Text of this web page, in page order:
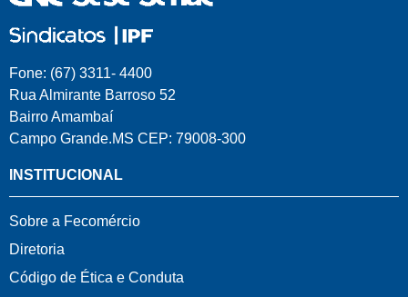
Fone: (67) 3311- 4400
Rua Almirante Barroso 52
Bairro Amambaí
Campo Grande.MS CEP: 79008-300
INSTITUCIONAL
Sobre a Fecomércio
Diretoria
Código de Ética e Conduta